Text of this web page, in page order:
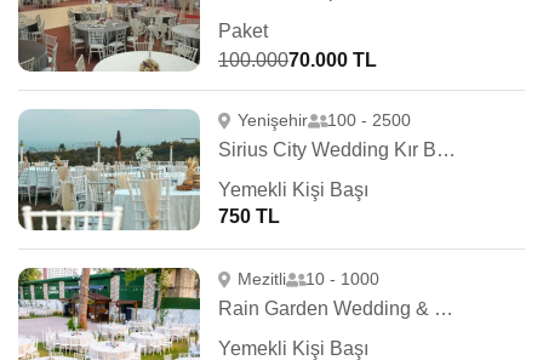
Paket
100.00070.000 TL
Yenişehir 100 - 2500
Sirius City Wedding Kır Bahçesi
Yemekli Kişi Başı
750 TL
Mezitli 10 - 1000
Rain Garden Wedding & Event
Yemekli Kişi Başı